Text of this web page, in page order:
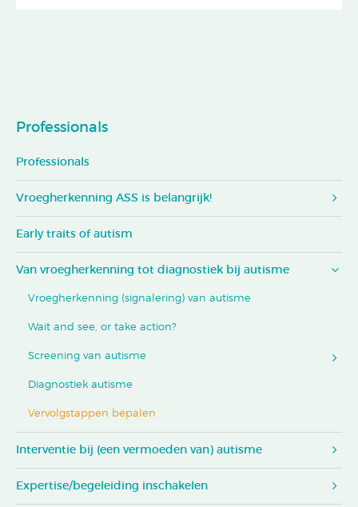
Professionals
Professionals
Vroegherkenning ASS is belangrijk!
Early traits of autism
Van vroegherkenning tot diagnostiek bij autisme
Vroegherkenning (signalering) van autisme
Wait and see, or take action?
Screening van autisme
Diagnostiek autisme
Vervolgstappen bepalen
Interventie bij (een vermoeden van) autisme
Expertise/begeleiding inschakelen